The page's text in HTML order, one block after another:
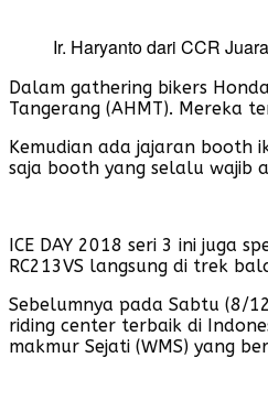
Ir. Haryanto dari CCR
Dalam gathering bikers
Tangerang (AHMT). Mereka
Kemudian ada jajaran booth
saja booth yang selalu wajib
ICE DAY 2018 seri 3 ini juga
RC213VS langsung di trek
Sebelumnya pada Sabtu (8/
riding center terbaik di
makmur Sejati (WMS) yang